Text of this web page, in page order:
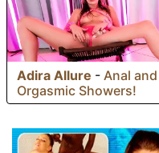
Adira Allure - Anal and
Orgasmic Showers!